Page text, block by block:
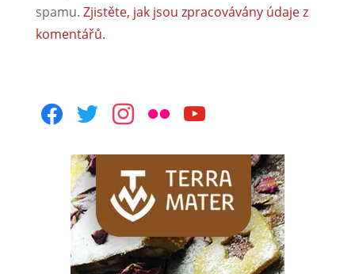
spamu. Zjistěte, jak jsou zpracovávány údaje z
komentářů.
facebooktwitterinstagram
flickr youtube